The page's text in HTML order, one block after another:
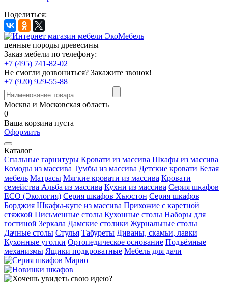
Поделиться:
ценные породы древесины
Заказ мебели по телефону:
+7 (495) 741-82-02
Не смогли дозвониться? Закажите звонок!
+7 (920) 929-55-88
Москва и Московская область
0
Ваша корзина пуста
Оформить
Каталог
Спальные гарнитуры Кровати из массива Шкафы из массива
Комоды из массива Тумбы из массива Детские кровати Белая
мебель Матрасы Мягкие кровати из массива Кровати
семейства Альба из массива Кухни из массива Серия шкафов
ECO (Экология) Серия шкафов Хьюстон Серия шкафов
Борджия Шкафы-купе из массива Прихожие с каретной
стяжкой Письменные столы Кухонные столы Наборы для
гостиной Зеркала Дамские столики Журнальные столы
Дачные столы Стулья Табуреты Диваны, скамьи, лавки
Кухонные уголки Ортопедическое основание Подъёмные
механизмы Ящики подкроватные Мебель для дачи